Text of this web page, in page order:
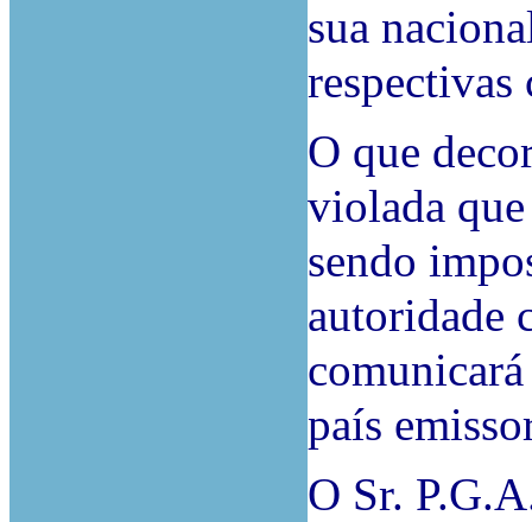
sua
respectivas
O que
violada
sendo
autoridade
país
O Sr.